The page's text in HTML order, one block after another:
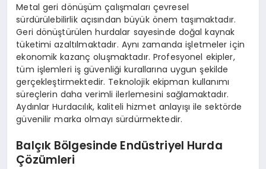
Metal geri dönüşüm çalışmaları çevresel
sürdürülebilirlik açısından büyük önem taşımaktadır.
Geri dönüştürülen hurdalar sayesinde doğal kaynak
tüketimi azaltılmaktadır. Aynı zamanda işletmeler için
ekonomik kazanç oluşmaktadır. Profesyonel ekipler,
tüm işlemleri iş güvenliği kurallarına uygun şekilde
gerçekleştirmektedir. Teknolojik ekipman kullanımı
süreçlerin daha verimli ilerlemesini sağlamaktadır.
Aydınlar Hurdacılık, kaliteli hizmet anlayışı ile sektörde
güvenilir marka olmayı sürdürmektedir.
Balçık Bölgesinde Endüstriyel Hurda
Çözümleri